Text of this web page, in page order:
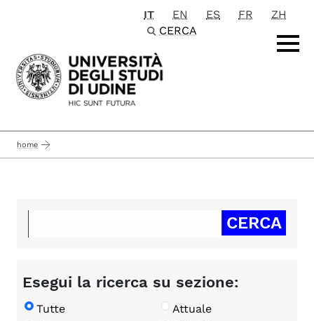
Passa al contenuto principale
IT EN ES FR
ZH
CERCA
home
Esegui la ricerca su sezione:
Tutte
Attuale